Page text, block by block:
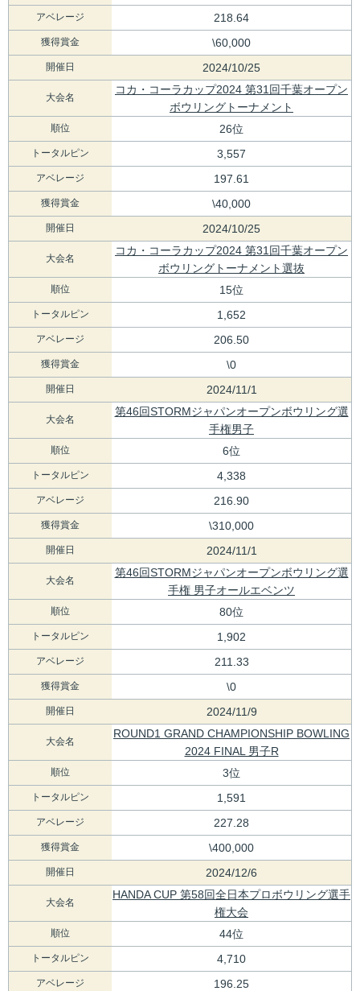
アベレージ 218.64
獲得賞金 \60,000
開催日 2024/10/25
大会名
コカ・コーラカップ2024 第31回千葉オープン
ボウリングトーナメント
順位 26位
トータルピン 3,557
アベレージ 197.61
獲得賞金 \40,000
開催日 2024/10/25
大会名
コカ・コーラカップ2024 第31回千葉オープン
ボウリングトーナメント選抜
順位 15位
トータルピン 1,652
アベレージ 206.50
獲得賞金 \0
開催日 2024/11/1
大会名
第46回STORMジャパンオープンボウリング選
手権男子
順位 6位
トータルピン 4,338
アベレージ 216.90
獲得賞金 \310,000
開催日 2024/11/1
大会名
第46回STORMジャパンオープンボウリング選
手権 男子オールエベンツ
順位 80位
トータルピン 1,902
アベレージ 211.33
獲得賞金 \0
開催日 2024/11/9
大会名
ROUND1 GRAND CHAMPIONSHIP BOWLING
2024 FINAL 男子R
順位 3位
トータルピン 1,591
アベレージ 227.28
獲得賞金 \400,000
開催日 2024/12/6
大会名
HANDA CUP 第58回全日本プロボウリング選手
権大会
順位 44位
トータルピン 4,710
アベレージ 196.25